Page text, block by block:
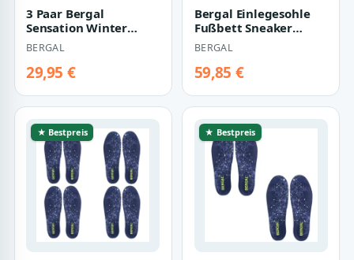
3 Paar Bergal
Sensation Winter
Damen Einlegesohle
Visko Gr. 36-42 Memo…
BERGAL
29,95 €
Bergal Einlegesohle
Fußbett Sneaker
GelMotion 3 Gr. 36-47
Unisex 3er P…
BERGAL
59,85 €
★ Bestpreis ★ Bestpreis